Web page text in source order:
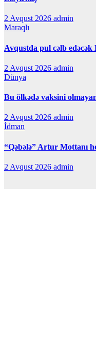
2 Avqust 2026 admin
Maraqlı
Avqustda pul cəlb
2 Avqust 2026 admin
Dünya
Bu ölkədə vaksini
2 Avqust 2026 admin
İdman
“Qəbələ” Artur Mottanı
2 Avqust 2026 admin